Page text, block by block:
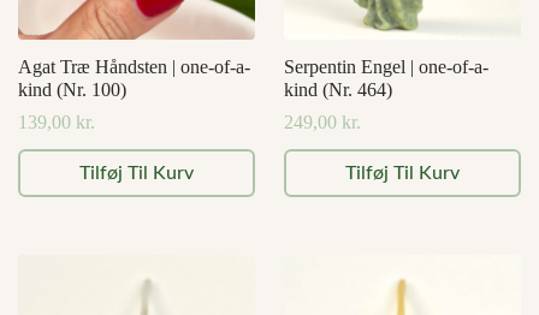
Agat Træ Håndsten | one-of-a-
kind (Nr. 100)
139,00 kr.
Tilføj Til Kurv
Serpentin Engel | one-of-a-
kind (Nr. 464)
249,00 kr.
Tilføj Til Kurv